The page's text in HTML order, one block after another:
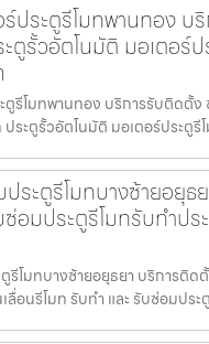
ประตูรีโมทพานทอง บ
ตูรั้วอัตโนมัติ มอเตอร์
ตูรีโมทพานทอง บริการรับติดตั้ง
ระตูรั้วอัตโนมัติ มอเตอร์ประตูรี
ระตูรีโมทบางซ้ายอยุธ
อมประตูรีโมทรับทำป
โมทบางซ้ายอยุธยา บริการติด
ลื่อนรีโมท รับทำ และ รับซ่อมประ